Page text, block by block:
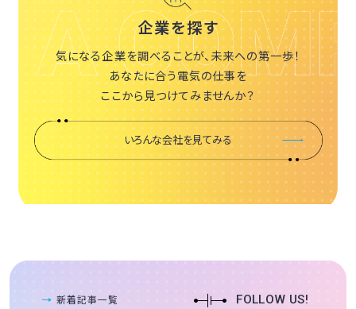
企業を探す
気になる企業を調べることが、未来への第一歩！
あなたに合う電気の仕事を
ここから見つけてみませんか？
いろんな会社を見てみる
新着記事一覧 FOLLOW US!